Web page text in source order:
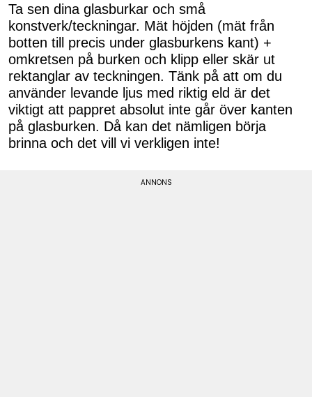
Ta sen dina glasburkar och små
konstverk/teckningar. Mät höjden (mät från
botten till precis under glasburkens kant) +
omkretsen på burken och klipp eller skär ut
rektanglar av teckningen. Tänk på att om du
använder levande ljus med riktig eld är det
viktigt att pappret absolut inte går över kanten
på glasburken. Då kan det nämligen börja
brinna och det vill vi verkligen inte!